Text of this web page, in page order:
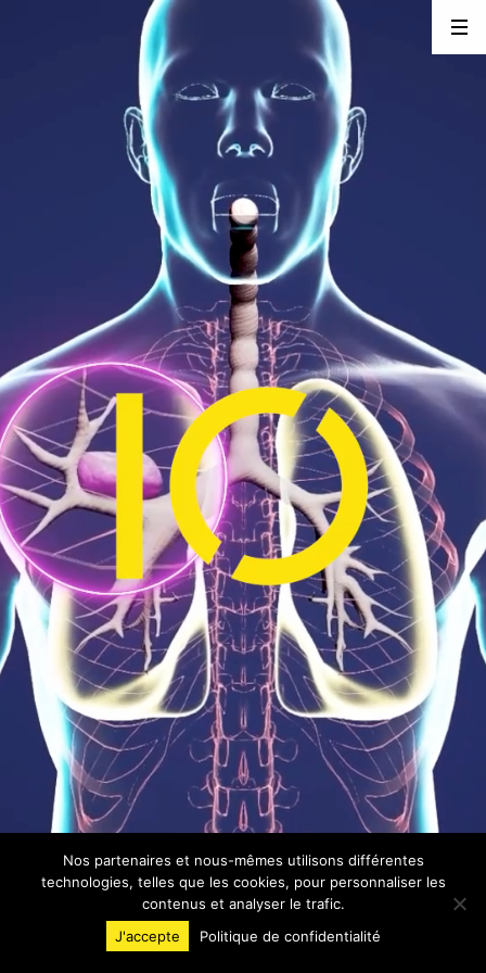
INVENTIVE EXPERIENCE
Nos partenaires et nous-mêmes utilisons différentes
technologies, telles que les cookies, pour personnaliser les
contenus et analyser le trafic.
J'accepte
Politique de confidentialité